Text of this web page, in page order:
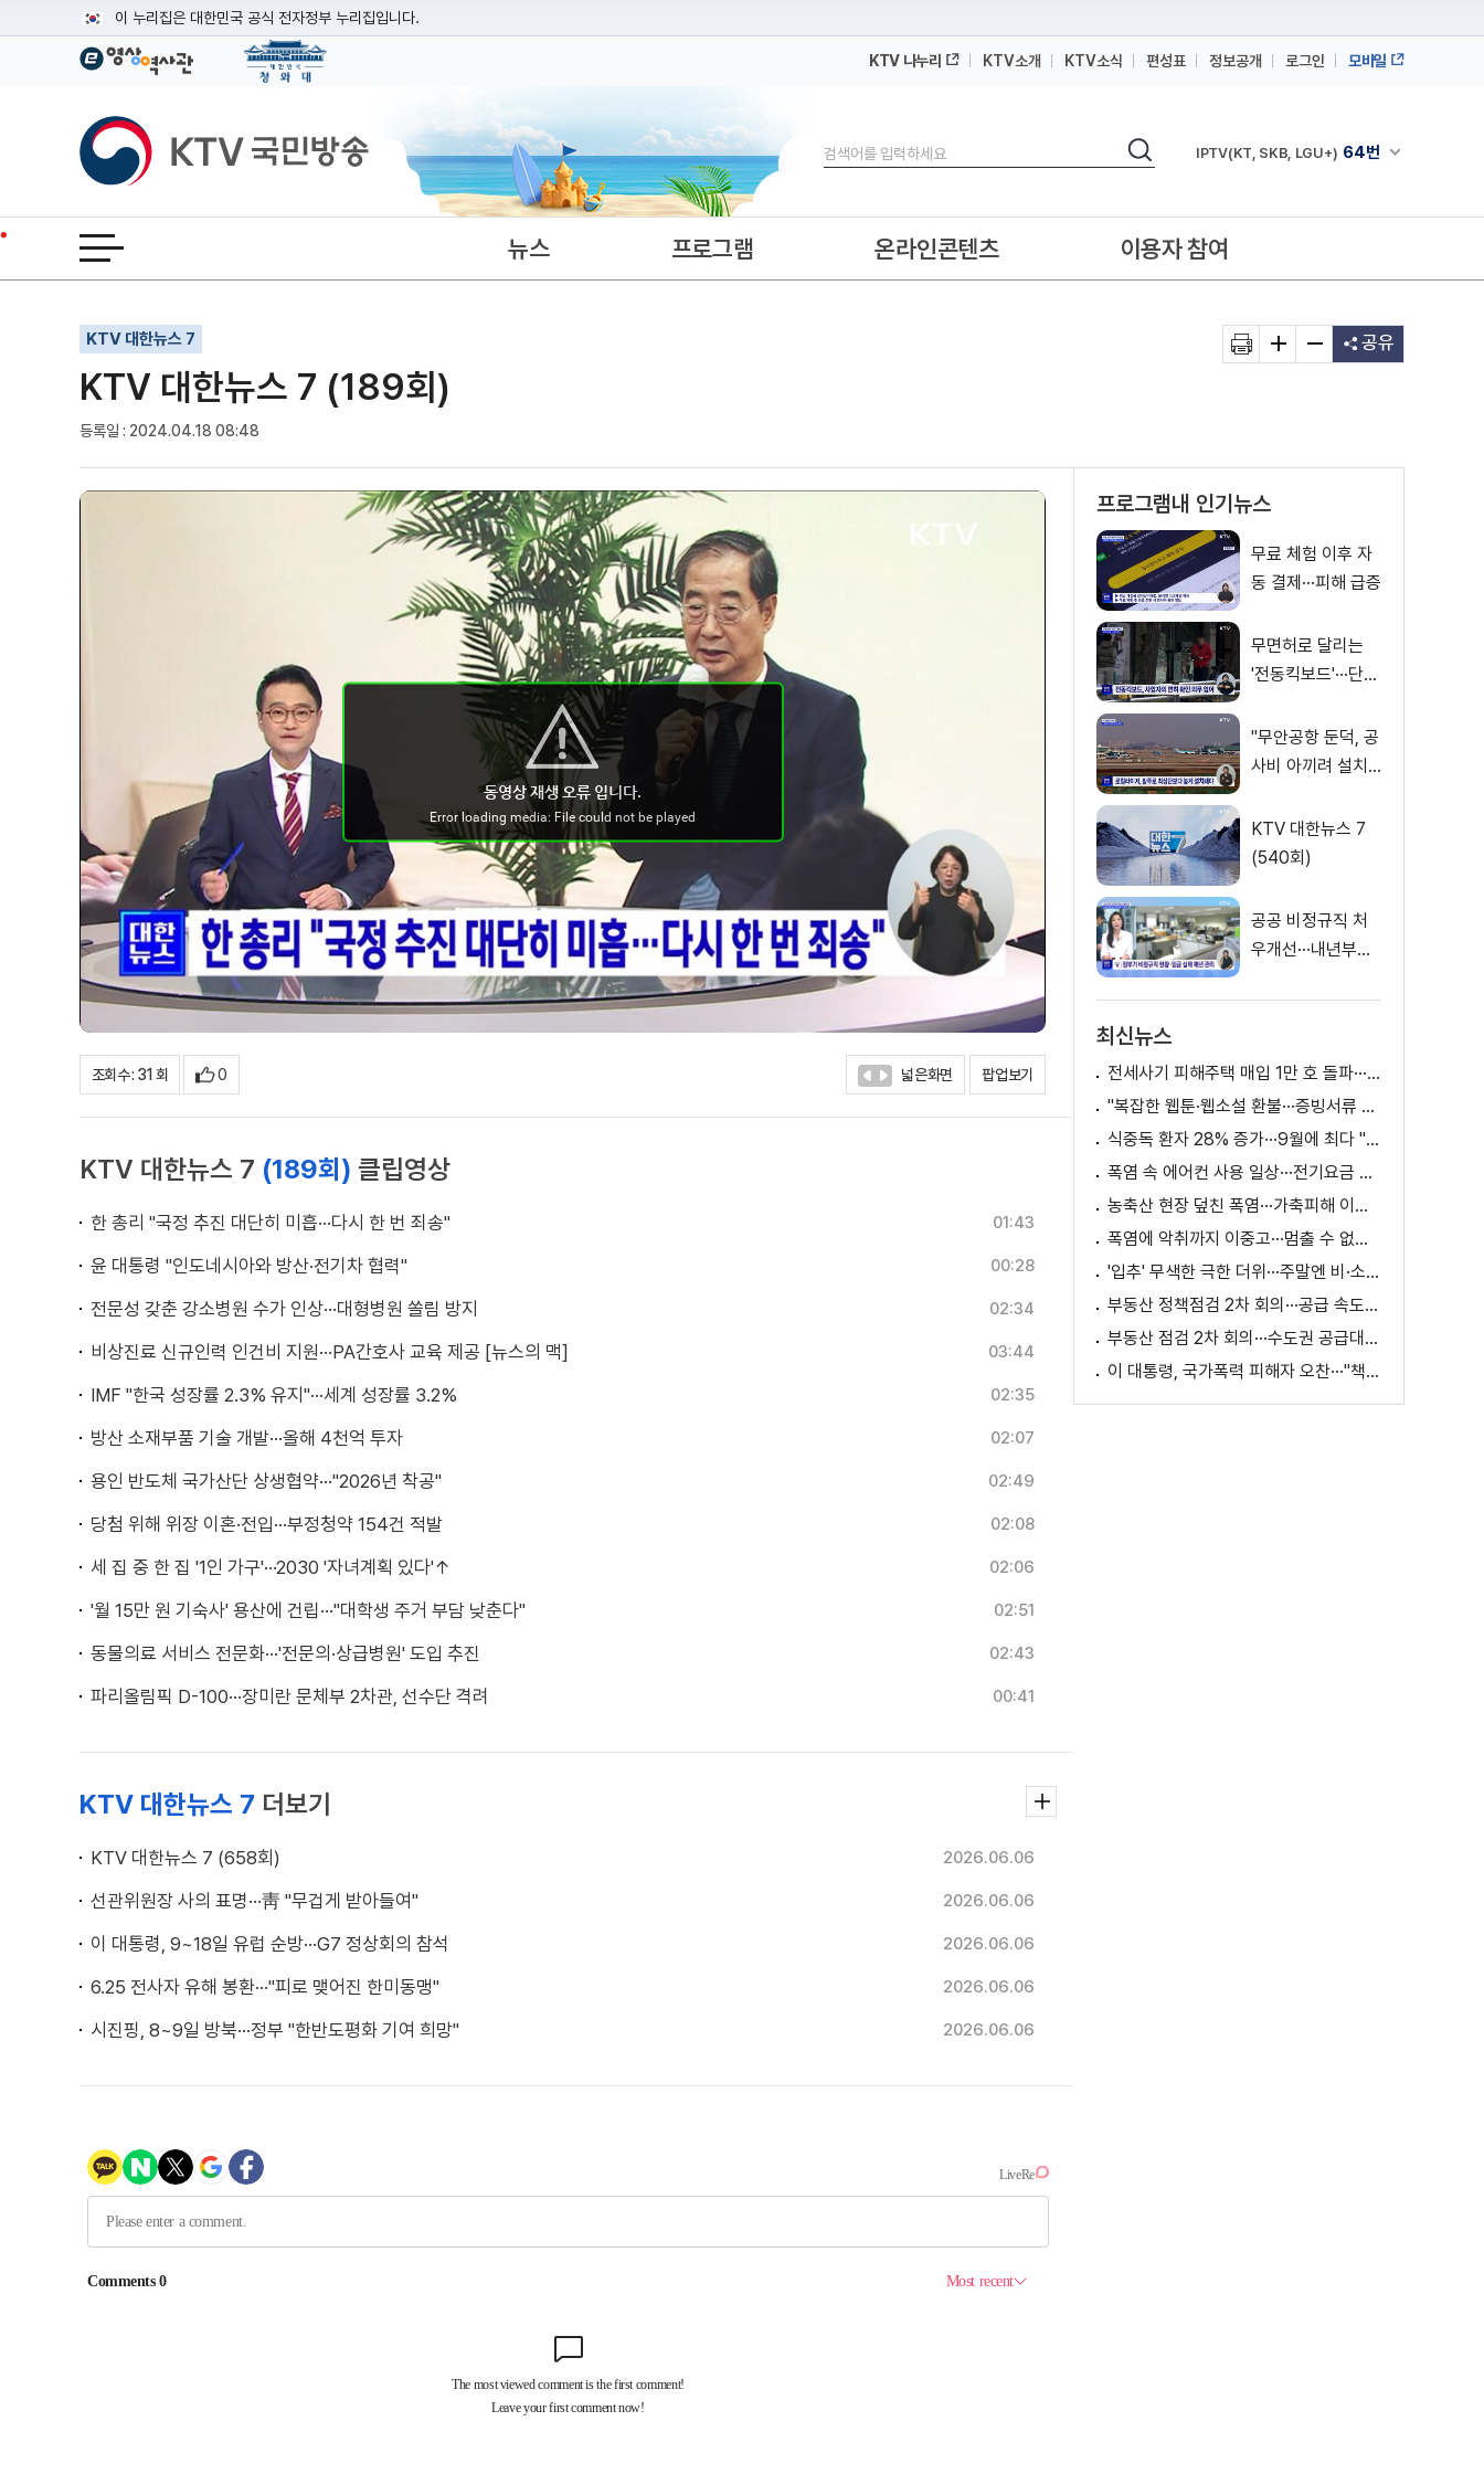
이 누리집은 대한민국 공식 전자정부 누리집입니다.
공식 누리집 주소 확인하기
이밖에 or.kr 또는 .kr등 다른 도메인 주소를 사용하고 있다면 아래 URL에서 도메인 주소를 확인해 보세요
운영중인 공식 누리집보기
KTV 나누리 KTV소개 KTV소식 편성표 정보공개 로그인 모바일
KTV국민방송
검색
검색 채널안내 펼쳐
IPTV(KT, SKB, LGU+) 64번
스카이라이프
전체메뉴 열기 뉴스 프로그램 온라인콘텐츠 이용자 참여
KTV 대한뉴스 7
KTV 대한뉴스 7 (189회)
등록일 : 2024.04.18 08:48
기사인쇄
글자확대
글자축소 공유
조회수 : 31 회 0 넓은화면 팝업보기
KTV 대한뉴스 7 (189회) 클립영상
한 총리 "국정 추진 대단히 미흡···다시 한 번 죄송" 01:43
윤 대통령 "인도네시아와 방산·전기차 협력" 00:28
전문성 갖춘 강소병원 수가 인상···대형병원 쏠림 방지 02:34
비상진료 신규인력 인건비 지원···PA간호사 교육 제공 [뉴스의 맥] 03:44
IMF "한국 성장률 2.3% 유지"···세계 성장률 3.2% 02:35
방산 소재부품 기술 개발···올해 4천억 투자 02:07
용인 반도체 국가산단 상생협약···"2026년 착공" 02:49
당첨 위해 위장 이혼·전입···부정청약 154건 적발 02:08
세 집 중 한 집 '1인 가구'···2030 '자녀계획 있다'↑ 02:06
'월 15만 원 기숙사' 용산에 건립···"대학생 주거 부담 낮춘다" 02:51
동물의료 서비스 전문화···'전문의·상급병원' 도입 추진 02:43
파리올림픽 D-100···장미란 문체부 2차관, 선수단 격려 00:41
KTV 대한뉴스 7 더보기
KTV 대한뉴스 7 (658회) 2026.06.06
선관위원장 사의 표명···靑 "무겁게 받아들여" 2026.06.06
이 대통령, 9~18일 유럽 순방···G7 정상회의 참석 2026.06.06
6.25 전사자 유해 봉환···"피로 맺어진 한미동맹" 2026.06.06
시진핑, 8~9일 방북···정부 "한반도평화 기여 희망" 2026.06.06
프로그램내 인기뉴스
무료 체험 이후 자
동 결제···피해 급증
무면허로 달리는
'전동킥보드'···단속
"무안공항 둔덕, 공
사비 아끼려 설치···
KTV 대한뉴스 7
(540회)
공공 비정규직 처
우개선···내년부터
스의 맥]
최신뉴스
전세사기 피해주택 매입 1만 호 돌파···피해 지원 속도
"복잡한 웹툰·웹소설 환불···증빙서류 요구까지"
식중독 환자 28% 증가···9월에 최다 "입추 방심 금물"
폭염 속 에어컨 사용 일상···전기요금 줄이려면?
농축산 현장 덮친 폭염···가축피해 이틀 새 28만 마리↑
폭염에 악취까지 이중고···멈출 수 없는 필수노동
'입추' 무색한 극한 더위···주말엔 비·소나기
부동산 정책점검 2차 회의···공급 속도전 본격화하나
부동산 점검 2차 회의···수도권 공급대책 논의
이 대통령, 국가폭력 피해자 오찬···"책임지고 치유"